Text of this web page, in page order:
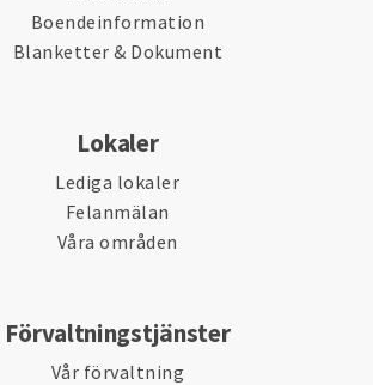
Boendeinformation
Blanketter & Dokument
Lokaler
Lediga lokaler
Felanmälan
Våra områden
Förvaltningstjänster
Vår förvaltning